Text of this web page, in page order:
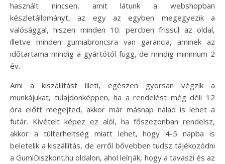
használt nincsen, amit látunk a webshopban
készletállományt, az egy az egyben megegyezik a
valósággal, hiszen minden 10. percben frissül az oldal,
illetve minden gumiabroncsra van garancia, aminek az
időtartama mindig a gyártótól függ, de mindig minimum 2
év.
Ami a kiszállítást illeti, egészen gyorsan végzik a
munkájukat, tulajdonképpen, ha a rendelést még déli 12
óra előtt megejted, akkor már másnap nálad is lehet a
futár. Kivételt képez ez alól, ha főszezonban rendelsz,
akkor a túlterheltség miatt lehet, hogy 4-5 napba is
beletelik a kiszállítás, de erről bővebben tudsz tájékozódni
a GumiDiszkont.hu oldalon, ahol leírják, hogy a tavaszi és az